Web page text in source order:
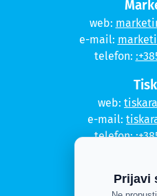
web:
e-mail:
telefon:
web:
e-mail:
telefon:
Prijavi